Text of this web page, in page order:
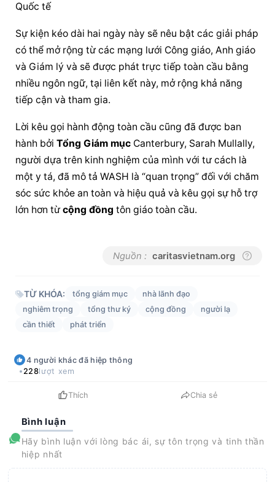
Quốc tế
Sự kiện kéo dài hai ngày này sẽ nêu bật các giải pháp
có thể mở rộng từ các mạng lưới Công giáo, Anh giáo
và Giám lý và sẽ được phát trực tiếp toàn cầu bằng
nhiều ngôn ngữ, tại liên kết này, mở rộng khả năng
tiếp cận và tham gia.
Lời kêu gọi hành động toàn cầu cũng đã được ban
hành bởi Tổng Giám mục Canterbury, Sarah Mullally,
người dựa trên kinh nghiệm của mình với tư cách là
một y tá, đã mô tả WASH là “quan trọng” đối với chăm
sóc sức khỏe an toàn và hiệu quả và kêu gọi sự hỗ trợ
lớn hơn từ cộng đồng tôn giáo toàn cầu.
Nguồn : caritasvietnam.org
TỪ KHÓA: tổng giám mục
nhà lãnh đạo
nghiêm trọng
tổng thư ký cộng đồng
người lạ
cần thiết
phát triển
4 người khác đã hiệp thông
228lượt xem
Thích Chia sẻ
Bình luận
Hãy bình luận với lòng bác ái, sự tôn trọng và tinh thần
hiệp nhất